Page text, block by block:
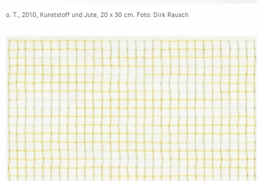
o. T., 2010, Kunststoff und Jute, 20 x 30 cm. Foto: Dirk Rausch